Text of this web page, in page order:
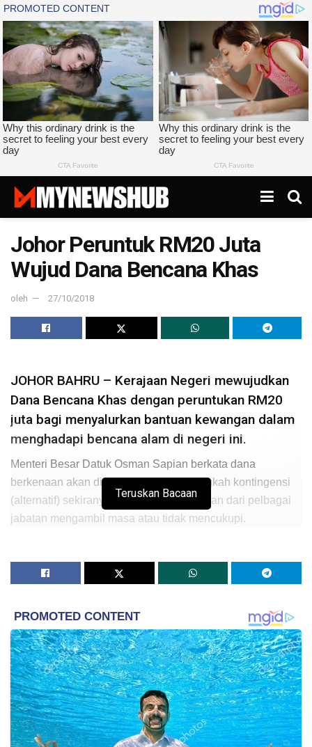
Johor Peruntuk RM20 Juta
Wujud Dana Bencana Khas
oleh 27/10/2018
JOHOR BAHRU – Kerajaan Negeri mewujudkan
Dana Bencana Khas dengan peruntukan RM20
juta bagi menyalurkan bantuan kewangan dalam
menghadapi bencana alam di negeri ini.
Menteri Besar Datuk Osman Sapian berkata dana
berkenaan akan digunakan sebagai langkah kontingensi
(alternatif) sekiranya peruntukan kewangan dari pelbagai
jabatan mengambil masa atau tidak mencukupi.
sebab kita tidak tahu kalau terjadinya tanah runtuh, dan
jambatan runtuh. Hendak tunggu peruntukan dari jabatan,
guna dana ini sebagai amanah untuk dibelanjakan,”
katanya kepada pemberita selepas mengunjungi Karnival
Jom Heboh, di sini hari ini.
Osman berkata selain dana berkenaan, pelaksanaan
sistem kumbahan berpusat akan dilakukan oleh syarikat
milik penuh Kerajaan Negeri, Perbadanan Darul Takzim
(PDT) bagi mengelakkan kekotoran sungai yang boleh
Teruskan Bacaan